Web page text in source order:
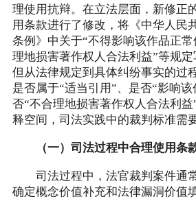
理使用抗辩。在立法层面，新修正
用条款进行了修改，将《中华人民
条例》中关于“不得影响该作品正常
理地损害著作权人合法利益”等规
但从法律规定到具体纠纷事实的过
是否属于“适当引用”、是否“影响
否“不合理地损害著作权人合法利
释空间，司法实践中的裁判标准需
（一）司法过程中合理使用条
司法过程中，法官裁判案件通
确定概念价值补充和法律漏洞价值